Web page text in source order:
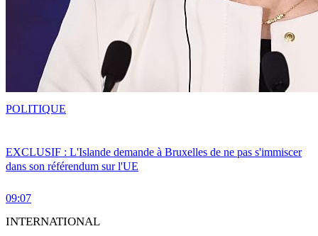
EXCLUSIF : L'Islande demande à Bruxelles de ne pas s'immiscer
dans son référendum sur l'UE
09:07
POLITIQUE
INTERNATIONAL